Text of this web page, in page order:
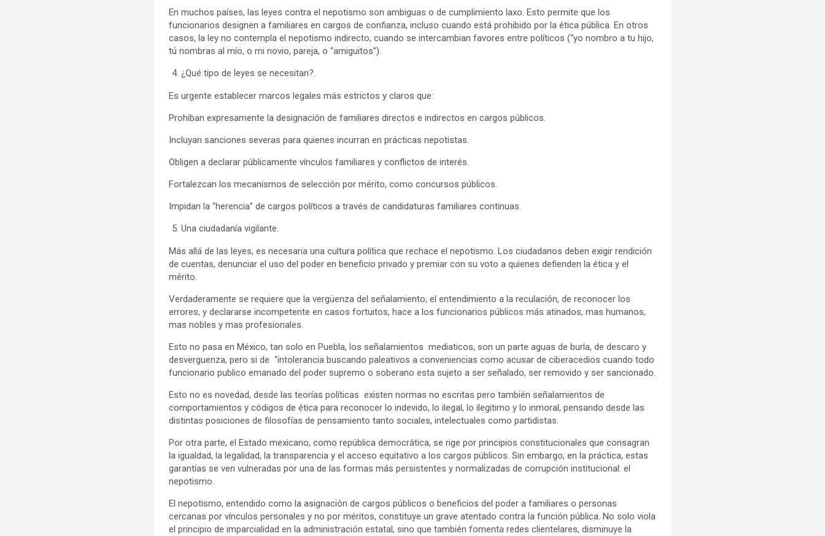
En muchos países, las leyes contra el nepotismo son ambiguas o de cumplimiento laxo. Esto permite que los
funcionarios designen a familiares en cargos de confianza, incluso cuando está prohibido por la ética pública. En otros
casos, la ley no contempla el nepotismo indirecto, cuando se intercambian favores entre políticos (“yo nombro a tu hijo,
tú nombras al mío, o mi novio, pareja, o “amiguitos”).
¿Qué tipo de leyes se necesitan?.
Es urgente establecer marcos legales más estrictos y claros que:
Prohíban expresamente la designación de familiares directos e indirectos en cargos públicos.
Incluyan sanciones severas para quienes incurran en prácticas nepotistas.
Obligen a declarar públicamente vínculos familiares y conflictos de interés.
Fortalezcan los mecanismos de selección por mérito, como concursos públicos.
Impidan la “herencia” de cargos políticos a través de candidaturas familiares continuas.
Una ciudadanía vigilante.
Más allá de las leyes, es necesaria una cultura política que rechace el nepotismo. Los ciudadanos deben exigir rendición
de cuentas, denunciar el uso del poder en beneficio privado y premiar con su voto a quienes defienden la ética y el
mérito.
Verdaderamente se requiere que la vergüenza del señalamiento, el entendimiento a la reculación, de reconocer los
errores, y declararse incompetente en casos fortuitos, hace a los funcionarios públicos más atinados, mas humanos,
mas nobles y mas profesionales.
Esto no pasa en México, tan solo en Puebla, los señalamientos mediaticos, son un parte aguas de burla, de descaro y
desverguenza, pero si de “intolerancia buscando paleativos a conveniencias como acusar de ciberacedios cuando todo
funcionario publico emanado del poder supremo o soberano esta sujeto a ser señalado, ser removido y ser sancionado.
Esto no es novedad, desde las teorías políticas existen normas no escritas pero también señalamientos de
comportamientos y códigos de ética para reconocer lo indevido, lo ilegal, lo ilegitimo y lo inmoral, pensando desde las
distintas posiciones de filosofías de pensamiento tanto sociales, intelectuales como partidistas.
Por otra parte, el Estado mexicano, como república democrática, se rige por principios constitucionales que consagran
la igualdad, la legalidad, la transparencia y el acceso equitativo a los cargos públicos. Sin embargo, en la práctica, estas
garantías se ven vulneradas por una de las formas más persistentes y normalizadas de corrupción institucional: el
nepotismo.
El nepotismo, entendido como la asignación de cargos públicos o beneficios del poder a familiares o personas
cercanas por vínculos personales y no por méritos, constituye un grave atentado contra la función pública. No solo viola
el principio de imparcialidad en la administración estatal, sino que también fomenta redes clientelares, disminuye la